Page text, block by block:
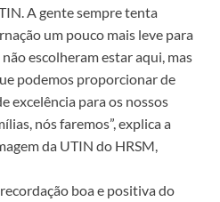
A gente sempre tenta
um pouco mais leve para
escolheram estar aqui, mas
podemos proporcionar de
excelência para os nossos
nós faremos”, explica a
da UTIN do HRSM,
boa e positiva do